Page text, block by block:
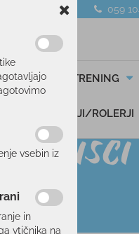
059
TEK/TRENING
SKIROJI/ROLERJI
vsebin iz
in
vtičnika na